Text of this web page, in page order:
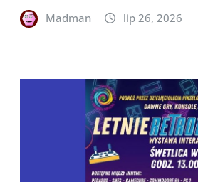
Madman lip 26, 2026